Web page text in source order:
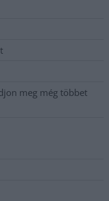
meg még többet